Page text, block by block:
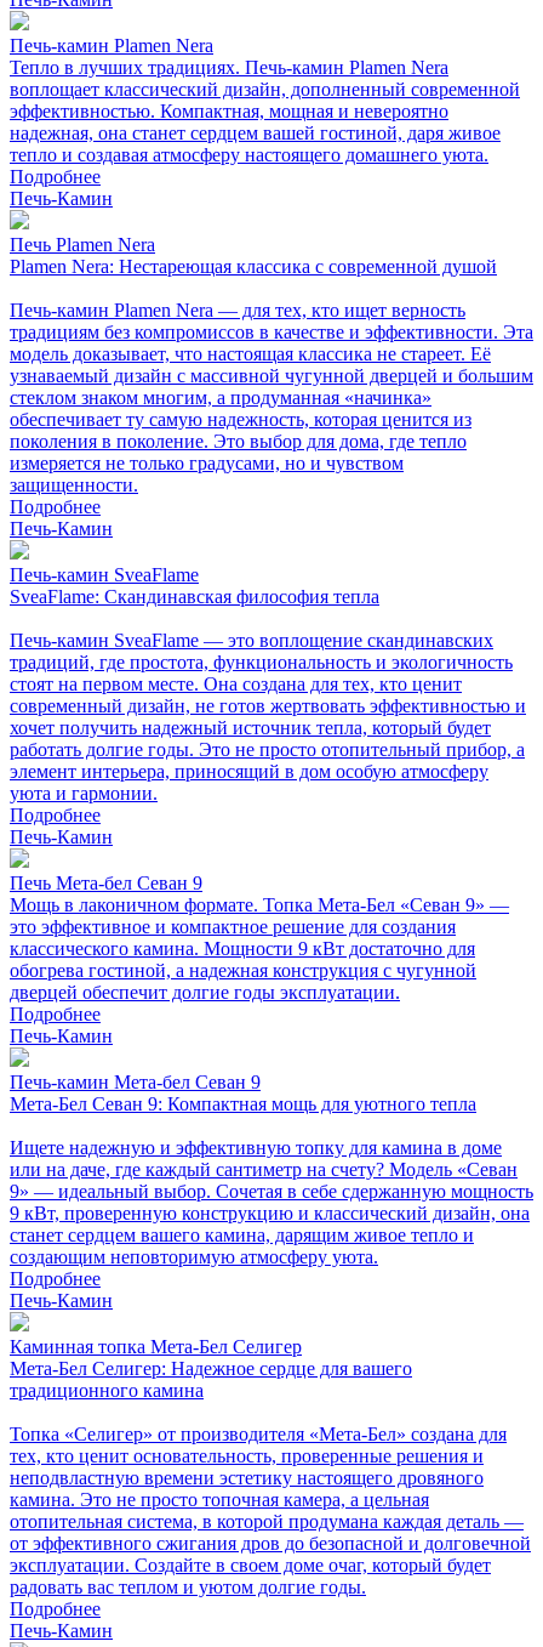
Печь-камин Plamen Nera
Тепло в лучших традициях. Печь-камин Plamen Nera
воплощает классический дизайн, дополненный современной
эффективностью. Компактная, мощная и невероятно
надежная, она станет сердцем вашей гостиной, даря живое
тепло и создавая атмосферу настоящего домашнего уюта.
Подробнее
Печь-Камин
Печь Plamen Nera
Plamen Nera: Нестареющая классика с современной душой
Печь-камин Plamen Nera — для тех, кто ищет верность
традициям без компромиссов в качестве и эффективности. Эта
модель доказывает, что настоящая классика не стареет. Её
узнаваемый дизайн с массивной чугунной дверцей и большим
стеклом знаком многим, а продуманная «начинка»
обеспечивает ту самую надежность, которая ценится из
поколения в поколение. Это выбор для дома, где тепло
измеряется не только градусами, но и чувством
защищенности.
Подробнее
Печь-Камин
Печь-камин SveaFlame
SveaFlame: Скандинавская философия тепла
Печь-камин SveaFlame — это воплощение скандинавских
традиций, где простота, функциональность и экологичность
стоят на первом месте. Она создана для тех, кто ценит
современный дизайн, не готов жертвовать эффективностью и
хочет получить надежный источник тепла, который будет
работать долгие годы. Это не просто отопительный прибор, а
элемент интерьера, приносящий в дом особую атмосферу
уюта и гармонии.
Подробнее
Печь-Камин
Печь Мета-бел Севан 9
Мощь в лаконичном формате. Топка Мета-Бел «Севан 9» —
это эффективное и компактное решение для создания
классического камина. Мощности 9 кВт достаточно для
обогрева гостиной, а надежная конструкция с чугунной
дверцей обеспечит долгие годы эксплуатации.
Подробнее
Печь-Камин
Печь-камин Мета-бел Севан 9
Мета-Бел Севан 9: Компактная мощь для уютного тепла
Ищете надежную и эффективную топку для камина в доме
или на даче, где каждый сантиметр на счету? Модель «Севан
9» — идеальный выбор. Сочетая в себе сдержанную мощность
9 кВт, проверенную конструкцию и классический дизайн, она
станет сердцем вашего камина, дарящим живое тепло и
создающим неповторимую атмосферу уюта.
Подробнее
Печь-Камин
Каминная топка Мета-Бел Селигер
Мета-Бел Селигер: Надежное сердце для вашего
традиционного камина
Топка «Селигер» от производителя «Мета-Бел» создана для
тех, кто ценит основательность, проверенные решения и
неподвластную времени эстетику настоящего дровяного
камина. Это не просто топочная камера, а цельная
отопительная система, в которой продумана каждая деталь —
от эффективного сжигания дров до безопасной и долговечной
эксплуатации. Создайте в своем доме очаг, который будет
радовать вас теплом и уютом долгие годы.
Подробнее
Печь-Камин